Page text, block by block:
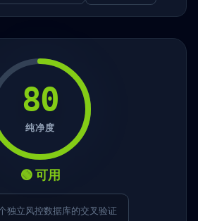
80
纯净度
🟢 可用
独立风控数据库的交叉验证